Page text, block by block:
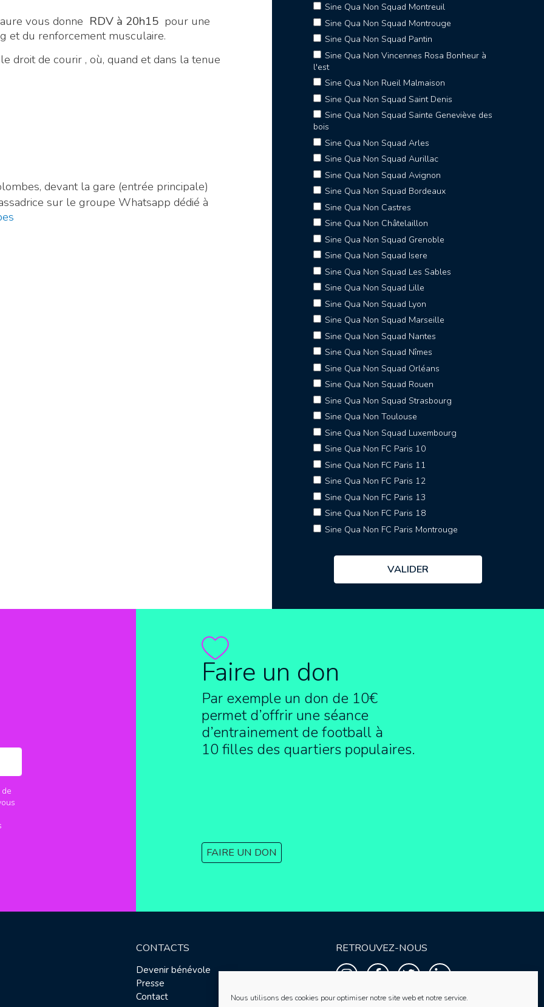
Nous utilisons des cookies pour optimiser notre site web et notre service.
vous donne RDV à 20h15 pour une
et du renforcement musculaire.
droit de courir , où, quand et dans la tenue
devant la gare (entrée principale)
sur le groupe Whatsapp dédié à
Sine Qua Non Squad Montreuil
Sine Qua Non Squad Montrouge
Sine Qua Non Squad Pantin
Sine Qua Non Vincennes Rosa Bonheur à
l'est
Sine Qua Non Rueil Malmaison
Sine Qua Non Squad Saint Denis
Sine Qua Non Squad Sainte Geneviève des
bois
Sine Qua Non Squad Arles
Sine Qua Non Squad Aurillac
Sine Qua Non Squad Avignon
Sine Qua Non Squad Bordeaux
Sine Qua Non Castres
Sine Qua Non Châtelaillon
Sine Qua Non Squad Grenoble
Sine Qua Non Squad Isere
Sine Qua Non Squad Les Sables
Sine Qua Non Squad Lille
Sine Qua Non Squad Lyon
Sine Qua Non Squad Marseille
Sine Qua Non Squad Nantes
Sine Qua Non Squad Nîmes
Sine Qua Non Squad Orléans
Sine Qua Non Squad Rouen
Sine Qua Non Squad Strasbourg
Sine Qua Non Toulouse
Sine Qua Non Squad Luxembourg
Sine Qua Non FC Paris 10
Sine Qua Non FC Paris 11
Sine Qua Non FC Paris 12
Sine Qua Non FC Paris 13
Sine Qua Non FC Paris 18
Sine Qua Non FC Paris Montrouge
Faire un don
Par exemple un don de 10€
permet d’offrir une séance
d’entrainement de football à
10 filles des quartiers populaires.
FAIRE UN DON
CONTACTS
Devenir bénévole
Presse
Contact
RETROUVEZ-NOUS